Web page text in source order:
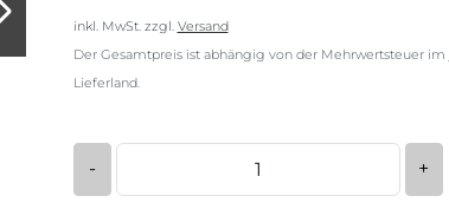
inkl. MwSt.zzgl. Versand
Der Gesamtpreis ist abhängig von der Mehrwertsteuer
Lieferland.
- +